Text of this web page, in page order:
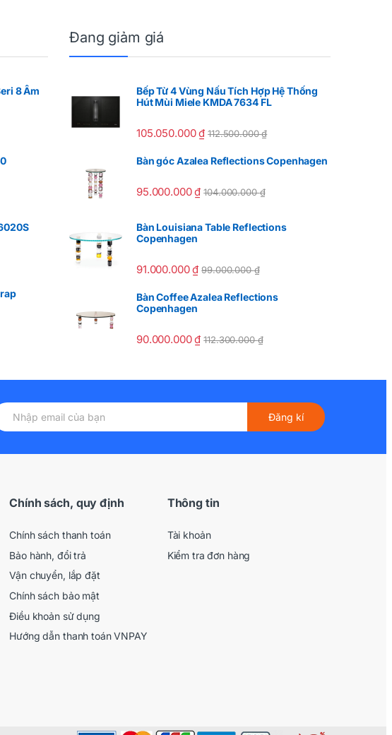
8 Âm
Đang giảm giá
Bếp Từ 4 Vùng Nấu Tích Hợp Hệ Thống
Hút Mùi Miele KMDA 7634 FL
105.050.000₫ 112.500.000₫
Bàn góc Azalea Reflections Copenhagen
95.000.000₫ 104.000.000₫
Bàn Louisiana Table Reflections
Copenhagen
91.000.000₫ 99.000.000₫
Bàn Coffee Azalea Reflections
Copenhagen
90.000.000₫ 112.300.000₫
Đăng kí
Chính sách, quy định
Chính sách thanh toán
Bảo hành, đổi trả
Vận chuyển, lắp đặt
Chính sách bảo mật
Điều khoản sử dụng
Hướng dẫn thanh toán VNPAY
Thông tin
Tài khoản
Kiểm tra đơn hàng